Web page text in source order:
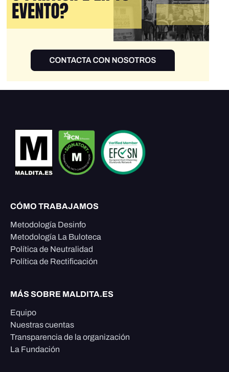
CÓMO TRABAJAMOS
Metodología Desinfo
Metodología La Buloteca
Política de Neutralidad
Política de Rectificación
MÁS SOBRE MALDITA.ES
Equipo
Nuestras cuentas
Transparencia de la organización
La Fundación